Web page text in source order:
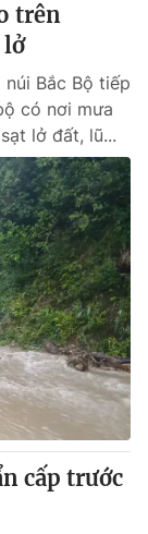
trên
lở
Bắc Bộ tiếp
có nơi mưa
lở đất, lũ...
cấp trước